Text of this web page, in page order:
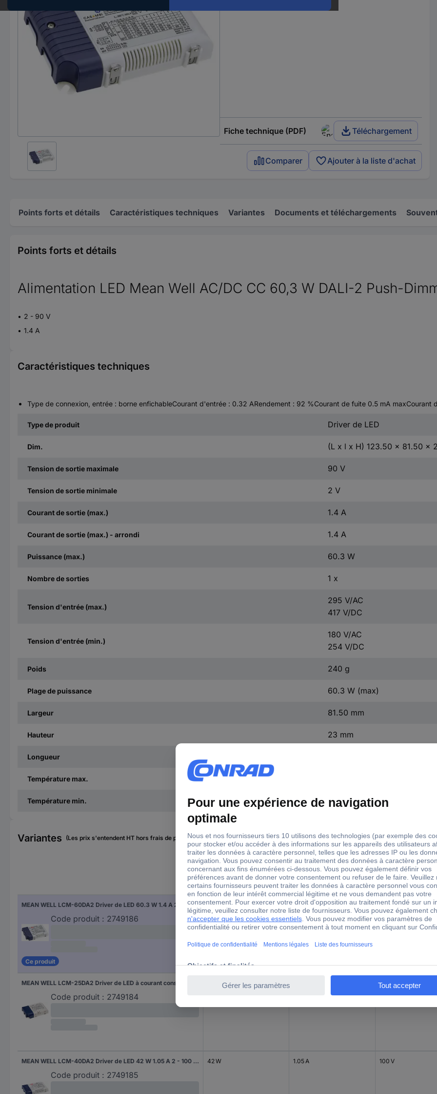
Fiche technique (PDF) Téléchargement
Comparer Ajouter à la liste d'achat
Points forts et détails Caractéristiques techniques Variantes Documents et téléchargements
Points forts et détails
Alimentation LED Mean Well AC/DC CC 60,3 W DALI-2 Push-
2 - 90 V
1.4 A
Caractéristiques techniques
Type de connexion, entrée : borne enfichableCourant d'entrée : 0.32 ARendement : 92 %Courant de fuite 0.5 mA maxCourant
Type de produit Driver de LED
Dim. (L x l x H) 123.50 x 81.50 x
Tension de sortie maximale 90 V
Tension de sortie minimale 2 V
Courant de sortie (max.) 1.4 A
Courant de sortie (max.) - arrondi 1.4 A
Puissance (max.) 60.3 W
Nombre de sorties 1 x
Tension d'entrée (max.)
295 V/AC
417 V/DC
Tension d'entrée (min.)
180 V/AC
254 V/DC
Poids 240 g
Plage de puissance 60.3 W (max)
Largeur 81.50 mm
Hauteur 23 mm
Longueur
Température max.
Température min. -30 °C
Variantes (Les prix s'entendent HT hors frais de port)
Puissance (max.)
Courant de sortie (max.) -
arrondi
Tension de sortie
MEAN WELL LCM-60DA2 Driver de LED 60.3 W 1.4 A 2 - 90 V 1 pc(s)
Code produit : 2749186
Ce produit
60.3 W 1.4 A 90 V
Code produit : 2749184
36 V
MEAN WELL LCM-40DA2 Driver de LED 42 W 1.05 A 2 - 100 V 1 pc(s)
Code produit : 2749185
42 W 1.05 A 100 V